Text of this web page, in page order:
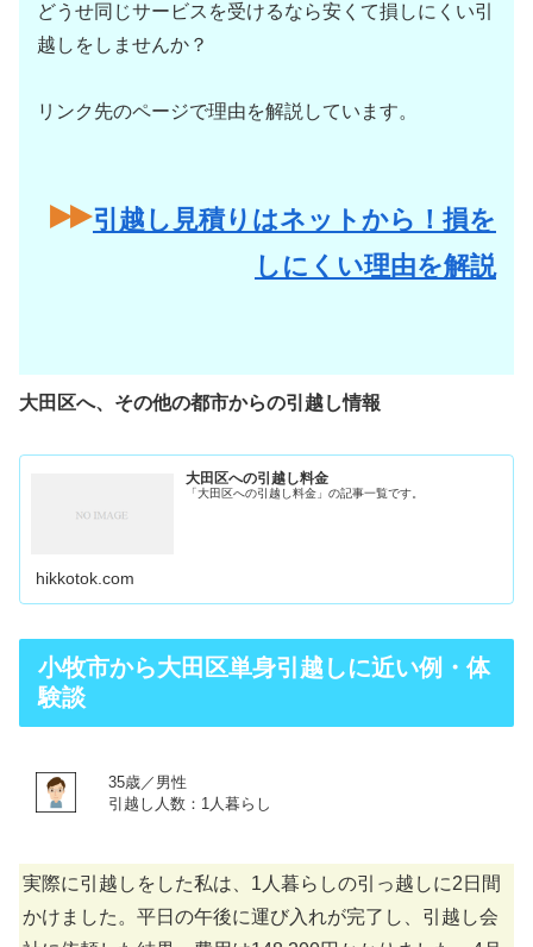
どうせ同じサービスを受けるなら安くて損しにくい引
越しをしませんか？
リンク先のページで理由を解説しています。
引越し見積りはネットから！損を
しにくい理由を解説
大田区へ、その他の都市からの引越し情報
大田区への引越し料金
「大田区への引越し料金」の記事一覧です。
hikkotok.com
小牧市から大田区単身引越しに近い例・体
験談
35歳／男性
引越し人数：1人暮らし
実際に引越しをした私は、1人暮らしの引っ越しに2日間
かけました。平日の午後に運び入れが完了し、引越し会